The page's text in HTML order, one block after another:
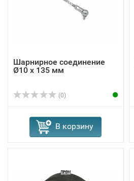
Шарнирное соединение
Ø10 x 135 мм
(0)
В корзину